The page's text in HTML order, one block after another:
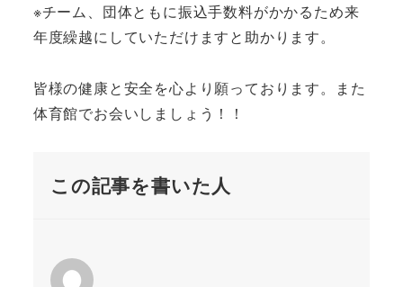
※チーム、団体ともに振込手数料がかかるため来
年度繰越にしていただけますと助かります。
皆様の健康と安全を心より願っております。また
体育館でお会いしましょう！！
この記事を書いた人